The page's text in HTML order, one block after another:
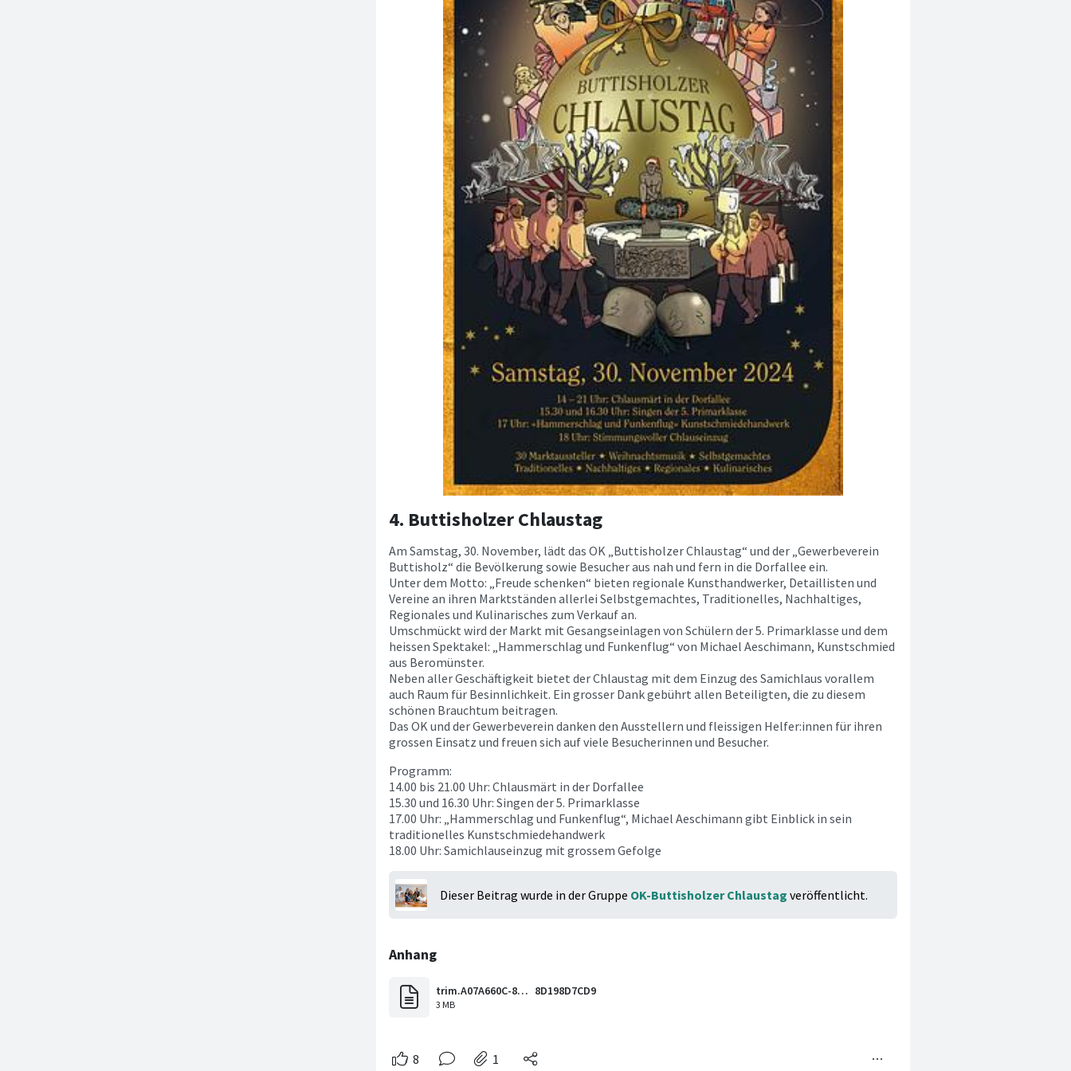
4. Buttisholzer Chlaustag
Am Samstag, 30. November, lädt das OK „Buttisholzer Chlaustag“ und der „Gewerbeverein
Buttisholz“ die Bevölkerung sowie Besucher aus nah und fern in die Dorfallee ein.
Unter dem Motto: „Freude schenken“ bieten regionale Kunsthandwerker, Detaillisten und
Vereine an ihren Marktständen allerlei Selbstgemachtes, Traditionelles, Nachhaltiges,
Regionales und Kulinarisches zum Verkauf an.
Umschmückt wird der Markt mit Gesangseinlagen von Schülern der 5. Primarklasse und dem
heissen Spektakel: „Hammerschlag und Funkenflug“ von Michael Aeschimann, Kunstschmied
aus Beromünster.
Neben aller Geschäftigkeit bietet der Chlaustag mit dem Einzug des Samichlaus vorallem
auch Raum für Besinnlichkeit. Ein grosser Dank gebührt allen Beteiligten, die zu diesem
schönen Brauchtum beitragen.
Das OK und der Gewerbeverein danken den Ausstellern und fleissigen Helfer:innen für ihren
grossen Einsatz und freuen sich auf viele Besucherinnen und Besucher.
Programm:
14.00 bis 21.00 Uhr: Chlausmärt in der Dorfallee
15.30 und 16.30 Uhr: Singen der 5. Primarklasse
17.00 Uhr: „Hammerschlag und Funkenflug“, Michael Aeschimann gibt Einblick in sein
traditionelles Kunstschmiedehandwerk
18.00 Uhr: Samichlauseinzug mit grossem Gefolge
Dieser Beitrag wurde in der Gruppe OK-Buttisholzer Chlaustag veröffentlicht.